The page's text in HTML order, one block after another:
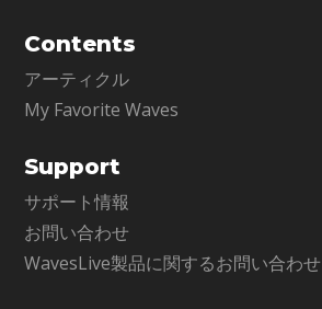
Contents
アーティクル
My Favorite Waves
Support
サポート情報
お問い合わせ
WavesLive製品に関するお問い合わせ